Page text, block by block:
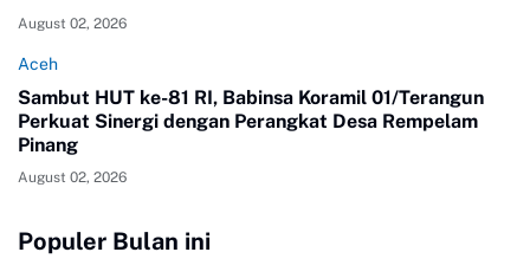
August 02, 2026
Aceh
Sambut HUT ke-81 RI, Babinsa Koramil 01/Terangun
Perkuat Sinergi dengan Perangkat Desa Rempelam
Pinang
August 02, 2026
Populer Bulan ini